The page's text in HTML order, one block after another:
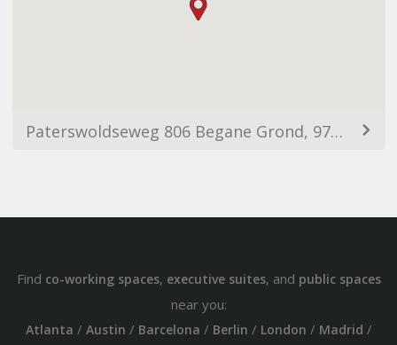
Paterswoldseweg 806 Begane Grond, 9728 BM Groningen, Netherlands
Find co-working spaces, executive suites, and public spaces
near you:
Atlanta / Austin / Barcelona / Berlin / London / Madrid /